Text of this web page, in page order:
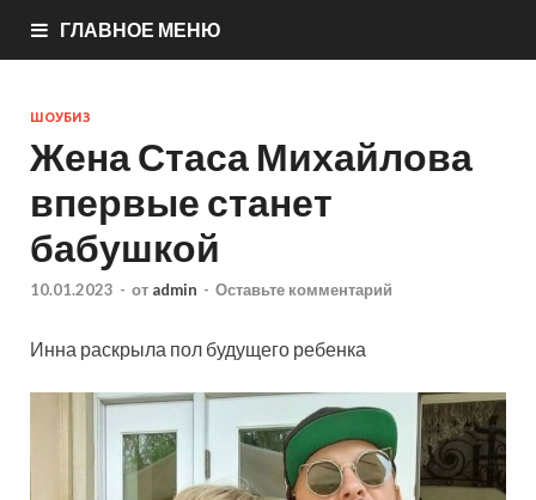
ГЛАВНОЕ МЕНЮ
ШОУБИЗ
Жена Стаса Михайлова
впервые станет
бабушкой
10.01.2023 - от admin - Оставьте комментарий
Инна раскрыла пол будущего ребенка